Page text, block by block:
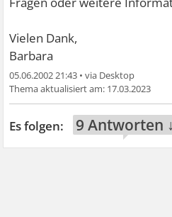
Vielen Dank,
Barbara
05.06.2002 21:43 •
17.03.2023
9 Antworten ↓